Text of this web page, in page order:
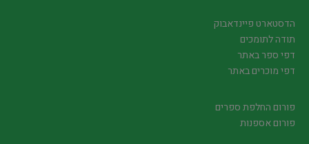
הדסטארט פיינדאבוק
תודה לתומכים
דפי ספר באתר
דפי מוכרים באתר
פורום החלפת ספרים
פורום אספנות